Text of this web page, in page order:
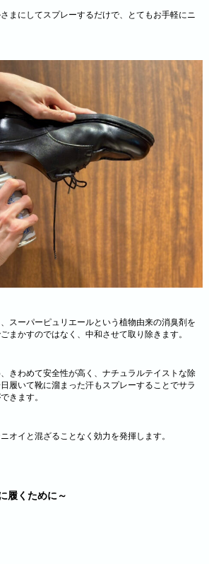
まにしてスプレーするだけで、とてもお手軽にニ
スーパーピュリエールという植物由来の消臭剤を
まかすのではなく、中和させて取り除きます。
きわめて安全性が高く、ナチュラルテイストな除
履いて靴に溜まった汗もスプレーすることでサラ
きます。
オイと混ざることなく効力を発揮します。
くために～